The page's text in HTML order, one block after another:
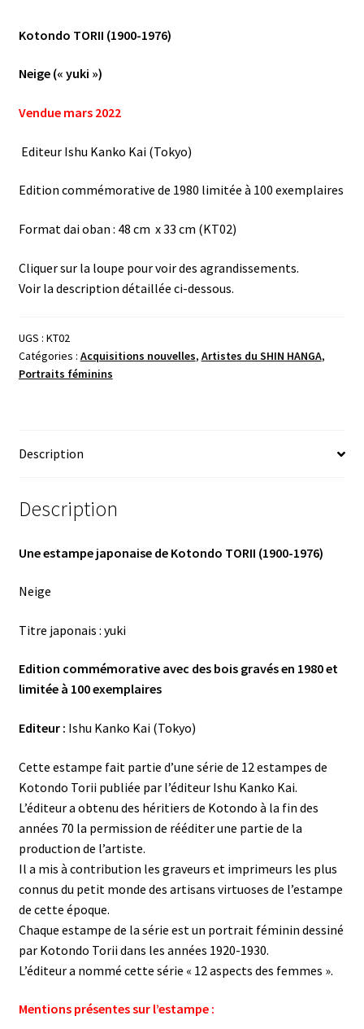
Kotondo TORII (1900-1976)
Neige (« yuki »)
Vendue mars 2022
Editeur Ishu Kanko Kai (Tokyo)
Edition commémorative de 1980 limitée à 100 exemplaires
Format dai oban : 48 cm x 33 cm (KT02)
Cliquer sur la loupe pour voir des agrandissements.
Voir la description détaillée ci-dessous.
UGS : KT02
Catégories : Acquisitions nouvelles, Artistes du SHIN HANGA,
Portraits féminins
Description
Description
Une estampe japonaise de Kotondo TORII (1900-1976)
Neige
Titre japonais : yuki
Edition commémorative avec des bois gravés en 1980 et
limitée à 100 exemplaires
Editeur : Ishu Kanko Kai (Tokyo)
Cette estampe fait partie d’une série de 12 estampes de
Kotondo Torii publiée par l’éditeur Ishu Kanko Kai.
L’éditeur a obtenu des héritiers de Kotondo à la fin des
années 70 la permission de rééditer une partie de la
production de l’artiste.
Il a mis à contribution les graveurs et imprimeurs les plus
connus du petit monde des artisans virtuoses de l’estampe
de cette époque.
Chaque estampe de la série est un portrait féminin dessiné
par Kotondo Torii dans les années 1920-1930.
L’éditeur a nommé cette série « 12 aspects des femmes ».
Mentions présentes sur l’estampe :